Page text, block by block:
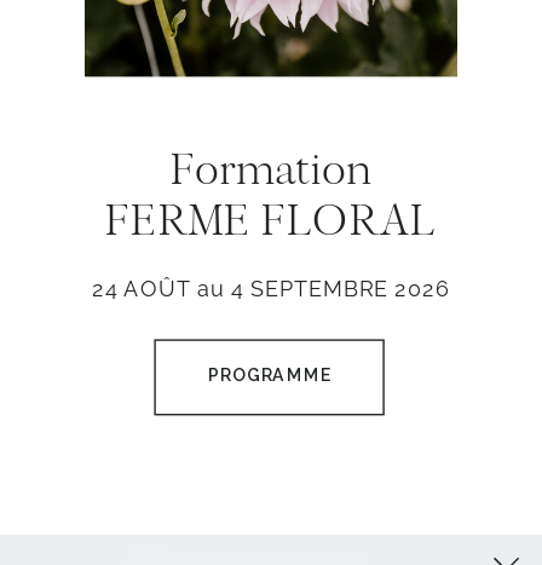
Formation
FERME FLORAL
24 AOÛT au 4 SEPTEMBRE 2026
PROGRAMME